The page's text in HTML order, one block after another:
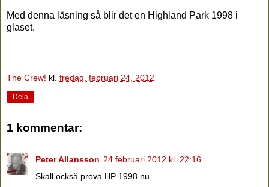
Med denna läsning så blir det en Highland Park 1998 i
glaset.
The Crew! kl. fredag, februari 24, 2012
Dela
1 kommentar:
Peter Allansson 24 februari 2012 kl. 22:16
Skall också prova HP 1998 nu..